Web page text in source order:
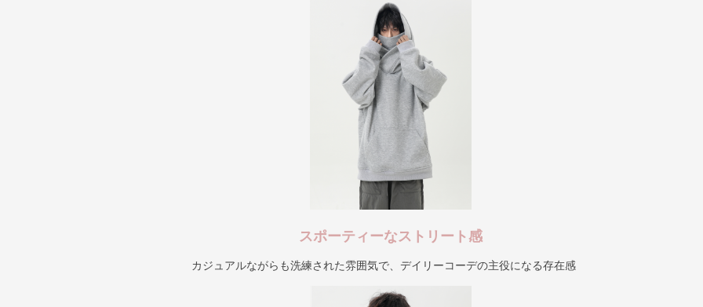
スポーティーなストリート感
カジュアルながらも洗練された雰囲気で、デイリーコーデの主役になる存在感